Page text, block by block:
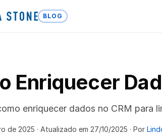
BLOG
Enriquecer
enriquecer dados no CRM para
de 2025 · Atualizado em 27/10/2025 · Por